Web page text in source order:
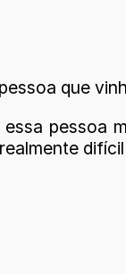
que
pessoa